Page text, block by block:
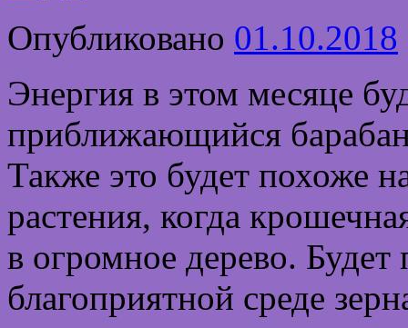
Опубликовано 01.10.2018
Энергия в этом месяце
приближающийся
Также это будет похоже
растения, когда
в огромное дерево. Будет
благоприятной среде